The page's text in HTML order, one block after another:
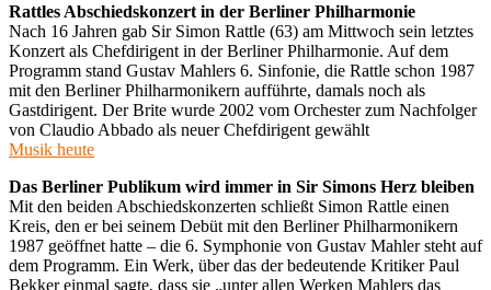
Rattles Abschiedskonzert in der Berliner Philharmonie
Nach 16 Jahren gab Sir Simon Rattle (63) am Mittwoch sein letztes
Konzert als Chefdirigent in der Berliner Philharmonie. Auf dem
Programm stand Gustav Mahlers 6. Sinfonie, die Rattle schon 1987
mit den Berliner Philharmonikern aufführte, damals noch als
Gastdirigent. Der Brite wurde 2002 vom Orchester zum Nachfolger
von Claudio Abbado als neuer Chefdirigent gewählt
Musik heute
Das Berliner Publikum wird immer in Sir Simons Herz bleiben
Mit den beiden Abschiedskonzerten schließt Simon Rattle einen
Kreis, den er bei seinem Debüt mit den Berliner Philharmonikern
1987 geöffnet hatte – die 6. Symphonie von Gustav Mahler steht auf
dem Programm. Ein Werk, über das der bedeutende Kritiker Paul
Bekker einmal sagte, dass sie „unter allen Werken Mahlers das